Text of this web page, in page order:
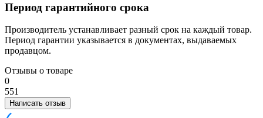
Период гарантийного срока
Производитель устанавливает разный срок на каждый товар.
Период гарантии указывается в документах, выдаваемых
продавцом.
Отзывы о товаре
0
551
Написать отзыв